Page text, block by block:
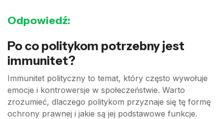
Odpowiedź:
Po co politykom potrzebny jest
immunitet?
Immunitet polityczny to temat, który często wywołuje
emocje i kontrowersje w społeczeństwie. Warto
zrozumieć, dlaczego politykom przyznaje się tę formę
ochrony prawnej i jakie są jej podstawowe funkcje.